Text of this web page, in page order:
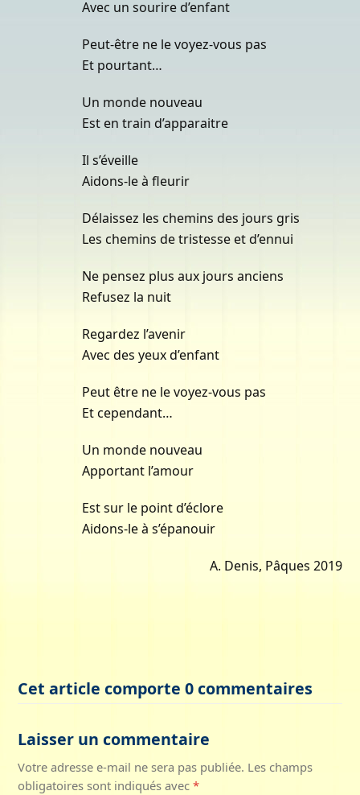
Avec un sourire d’enfant
Peut-être ne le voyez-vous pas
Et pourtant…
Un monde nouveau
Est en train d’apparaitre
Il s’éveille
Aidons-le à fleurir
Délaissez les chemins des jours gris
Les chemins de tristesse et d’ennui
Ne pensez plus aux jours anciens
Refusez la nuit
Regardez l’avenir
Avec des yeux d’enfant
Peut être ne le voyez-vous pas
Et cependant…
Un monde nouveau
Apportant l’amour
Est sur le point d’éclore
Aidons-le à s’épanouir
A. Denis, Pâques 2019
Cet article comporte 0 commentaires
Laisser un commentaire
Votre adresse e-mail ne sera pas publiée. Les champs
obligatoires sont indiqués avec*